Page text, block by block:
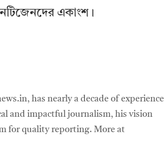
একাংশ।
has nearly a decade of experience
and impactful journalism, his vision
for quality reporting. More at